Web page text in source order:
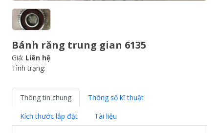
Bánh răng trung gian 6135
Giá: Liên hệ
Tình trạng:
Thông tin chung
Thông số kĩ thuật
Kích thước lắp đặt
Tài liệu